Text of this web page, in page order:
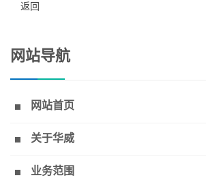
返回
网站导航
网站首页
关于华威
业务范围